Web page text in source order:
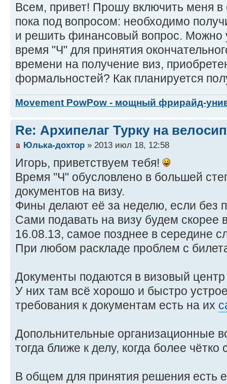
Всем, привет! Прошу включить меня в
пока под вопросом: необходимо
и решить финансовый вопрос. Можно
время "Ч" для принятия
времени на получение виз,
формальностей? Как планируется
Movement PowPow - мощный фрирайд-
Re: Архипелаг Турку на
Юлька-дохтор » 2013 июл 18, 12:58
Игорь, приветствуем тебя!
Время "Ч" обусловлено в большей
документов на визу.
Фины делают её за неделю, если без
Сами подавать на визу будем скорее
16.08.13, самое позднее в середине
При любом раскладе проблем с
Документы подаются в визовый
У них там всё хорошо и быстро
требования к документам есть на их
Допольнительные организационные
тогда ближе к делу, когда более
В общем для принятия решения есть